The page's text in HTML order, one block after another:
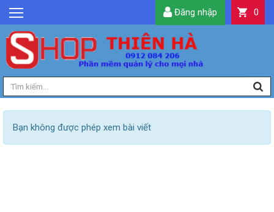
GIỚI THIỆU
TIN TỨC
SẢN PHẨM
DỊCH VỤ
TIỆN ÍCH
0
Đăng nhập
Bạn không được phép xem bài viết